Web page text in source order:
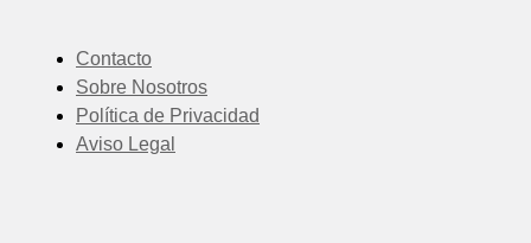
Contacto
Sobre Nosotros
Política de Privacidad
Aviso Legal